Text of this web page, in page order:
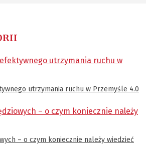
utrzymania ruchu w Przemyśle 4.0
– o czym koniecznie należy wiedzieć